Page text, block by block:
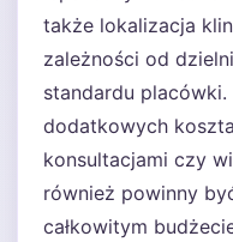
także lokalizacja
zależności od
standardu
dodatkowych
konsultacjami czy
również powinny
całkowitym